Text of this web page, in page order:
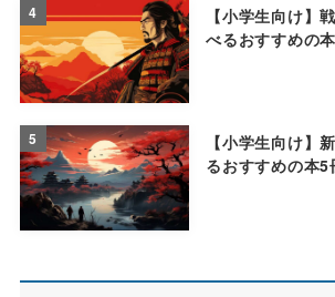
4
【小学生向け】
べるおすすめの
5
【小学生向け】
るおすすめの本5